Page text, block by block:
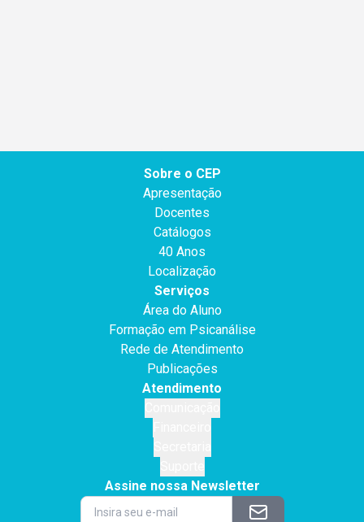
Sobre o CEP
Apresentação
Docentes
Catálogos
40 Anos
Localização
Serviços
Área do Aluno
Formação em Psicanálise
Rede de Atendimento
Publicações
Atendimento
Assine nossa Newsletter